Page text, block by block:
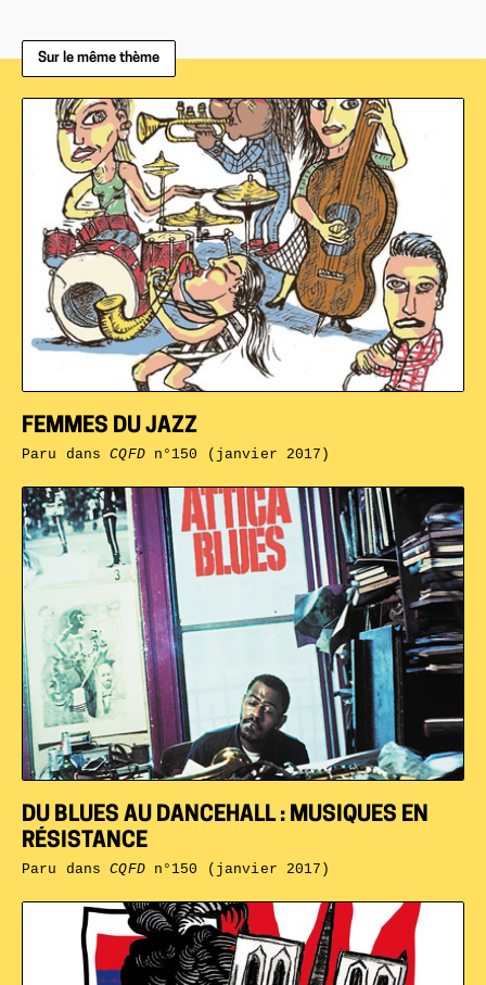
Sur le même thème
DU BLUES AU DANCEHALL : MUSIQUES EN
RÉSISTANCE
Paru dansCQFDn°150 (janvier 2017)
FEMMES DU JAZZ
Paru dansCQFDn°150 (janvier 2017)